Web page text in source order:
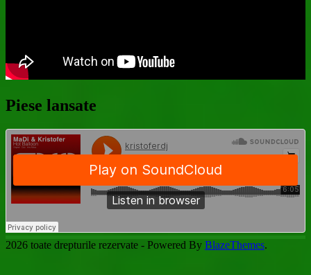
Piese lansate
2026 toate drepturile rezervate - Powered By BlazeThemes.